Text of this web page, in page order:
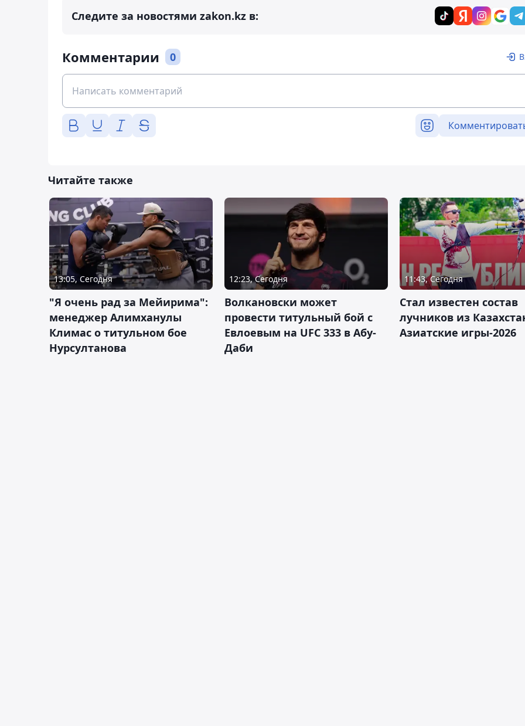
Следите за новостями zakon.kz в:
Комментарии 0
Читайте также
13:05, Сегодня
"Я очень рад за Мейирима":
менеджер Алимханулы
Климас о титульном бое
Нурсултанова
12:23, Сегодня
Волкановски может
провести титульный бой с
Евлоевым на UFC 333 в Абу-
Даби
11:43, Сегодня
Стал известен состав
лучников из
Азиатские игры-2026